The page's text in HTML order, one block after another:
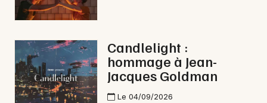
Magazine à Nyons
Candlelight :
hommage à Jean-
Jacques Goldman
Le 04/09/2026